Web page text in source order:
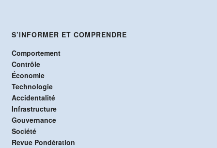
S’INFORMER ET COMPRENDRE
Comportement
Contrôle
Économie
Technologie
Accidentalité
Infrastructure
Gouvernance
Société
Revue Pondération